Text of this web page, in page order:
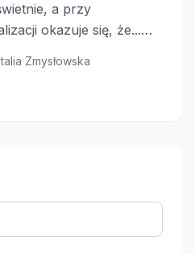
a przy
okazuje się, że...
Zmysłowska